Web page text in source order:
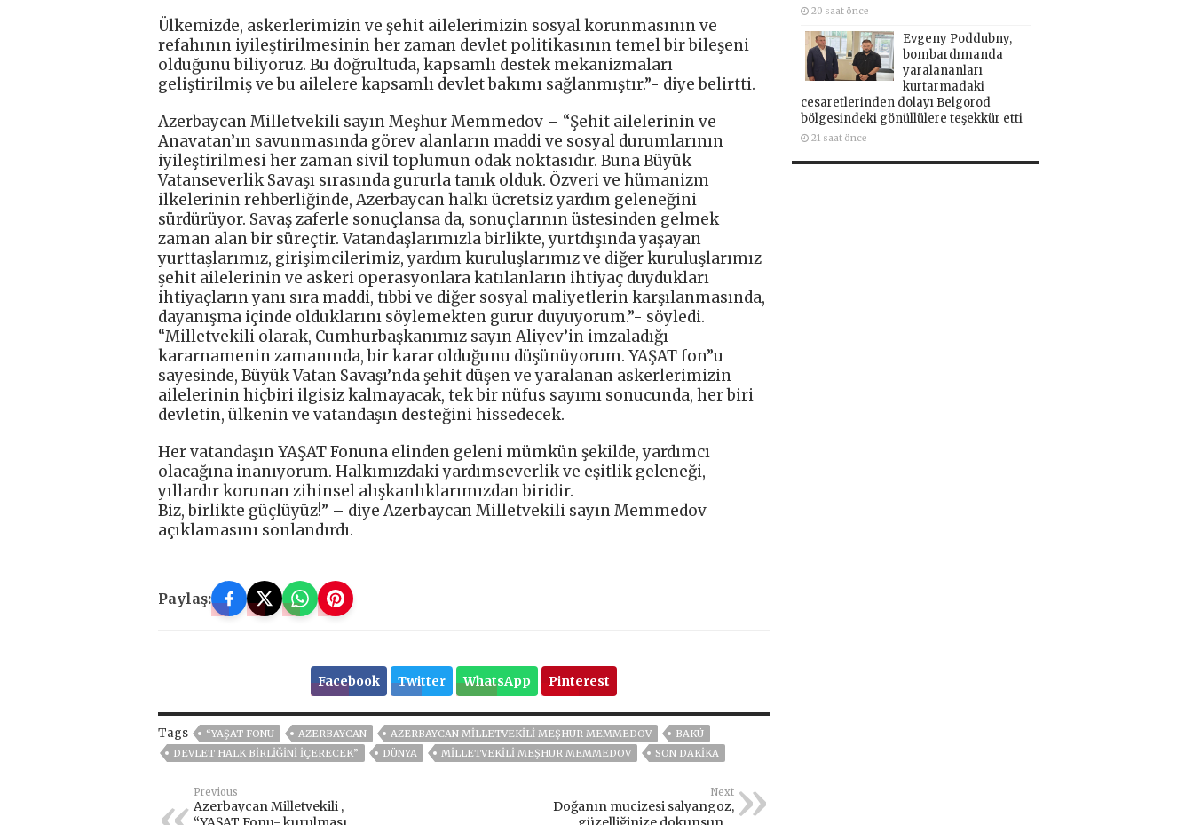
Ülkemizde, askerlerimizin ve şehit ailelerimizin sosyal korunmasının ve
refahının iyileştirilmesinin her zaman devlet politikasının temel bir bileşeni
olduğunu biliyoruz. Bu doğrultuda, kapsamlı destek mekanizmaları
geliştirilmiş ve bu ailelere kapsamlı devlet bakımı sağlanmıştır.”- diye belirtti.
Azerbaycan Milletvekili sayın Meşhur Memmedov – “Şehit ailelerinin ve
Anavatan’ın savunmasında görev alanların maddi ve sosyal durumlarının
iyileştirilmesi her zaman sivil toplumun odak noktasıdır. Buna Büyük
Vatanseverlik Savaşı sırasında gururla tanık olduk. Özveri ve hümanizm
ilkelerinin rehberliğinde, Azerbaycan halkı ücretsiz yardım geleneğini
sürdürüyor. Savaş zaferle sonuçlansa da, sonuçlarının üstesinden gelmek
zaman alan bir süreçtir. Vatandaşlarımızla birlikte, yurtdışında yaşayan
yurttaşlarımız, girişimcilerimiz, yardım kuruluşlarımız ve diğer kuruluşlarımız
şehit ailelerinin ve askeri operasyonlara katılanların ihtiyaç duydukları
ihtiyaçların yanı sıra maddi, tıbbi ve diğer sosyal maliyetlerin karşılanmasında,
dayanışma içinde olduklarını söylemekten gurur duyuyorum.”- söyledi.
“Milletvekili olarak, Cumhurbaşkanımız sayın Aliyev’in imzaladığı
kararnamenin zamanında, bir karar olduğunu düşünüyorum. YAŞAT fon”u
sayesinde, Büyük Vatan Savaşı’nda şehit düşen ve yaralanan askerlerimizin
ailelerinin hiçbiri ilgisiz kalmayacak, tek bir nüfus sayımı sonucunda, her biri
devletin, ülkenin ve vatandaşın desteğini hissedecek.
Her vatandaşın YAŞAT Fonuna elinden geleni mümkün şekilde, yardımcı
olacağına inanıyorum. Halkımızdaki yardımseverlik ve eşitlik geleneği,
yıllardır korunan zihinsel alışkanlıklarımızdan biridir.
Biz, birlikte güçlüyüz!” – diye Azerbaycan Milletvekili sayın Memmedov
açıklamasını sonlandırdı.
Paylaş:
Facebook Twitter WhatsApp Pinterest
Tags “YAŞAT FONU AZERBAYCAN AZERBAYCAN MILLETVEKILI MEŞHUR MEMMEDOV
BAKÜ
DEVLET HALK BIRLIĞINI IÇERECEK”
DÜNYA MILLETVEKILI MEŞHUR MEMMEDOV SON DAKIKA
Previous
Azerbaycan Milletvekili ,
Next
Doğanın mucizesi salyangoz,
20 saat önce
Evgeny Poddubny,
bombardımanda
yaralananları
kurtarmadaki
cesaretlerinden dolayı Belgorod
bölgesindeki gönüllülere teşekkür etti
21 saat önce